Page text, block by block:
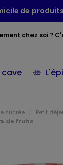
de
chez soi ?
cave
sucrée Petit
de fruits